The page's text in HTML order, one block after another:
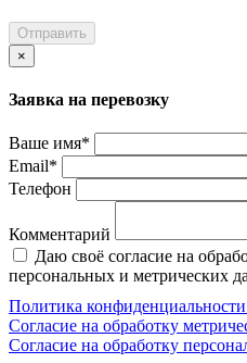
Отправить
×
Заявка на перевозку
Ваше имя*
Email*
Телефон
Комментарий
Даю своё согласие на
персональных и метрических
Политика
Согласие на обработку
Согласие на обработку